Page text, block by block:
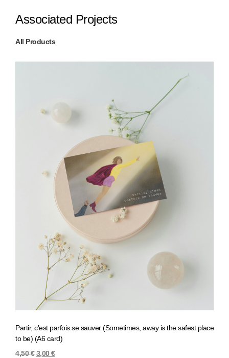
Associated Projects
All Products
Partir, c’est parfois se sauver (Sometimes, away is the safest place
to be) (A6 card)
4,50€ 3,00€